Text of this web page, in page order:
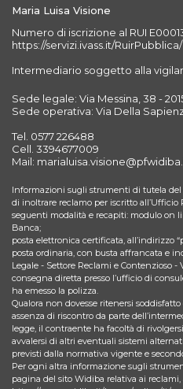
Maria Luisa Visione
Numero di iscrizione al RUI
https://servizi.ivass.it/RuirPubblica/
Intermediario soggetto alla
Sede legale: Via Messina, 38 -
Sede operativa: Via Della
Tel. 0577 226488
Cell. 3394677009
Mail:
Informazioni sugli strumenti di tutela
di inoltrare reclamo per iscritto all’Ufficio
seguenti modalità e recapiti: modulo on
Banca;
posta elettronica certificata, all’indirizzo
posta ordinaria, con busta affrancata e
Legale - Settore Reclami e Contenzioso -
consegna diretta presso l’ufficio di
ha emesso la polizza.
Qualora non dovesse ritenersi
assenza di riscontro da parte
legge, il contraente ha facoltà di
avvalersi di altri eventuali sistemi
previsti dalla normativa vigente e
Per ogni altra informazione sugli
pagina del sito Widiba relativa ai